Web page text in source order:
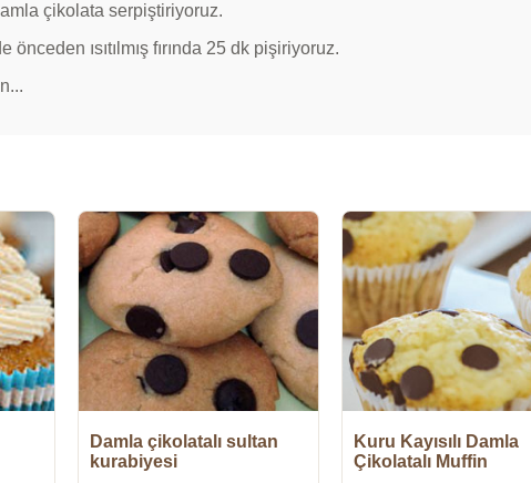
çikolata serpiştiriyoruz.
önceden ısıtılmış fırında 25 dk pişiriyoruz.
Damla çikolatalı sultan
kurabiyesi
Kuru Kayısılı Damla
Çikolatalı Muffin